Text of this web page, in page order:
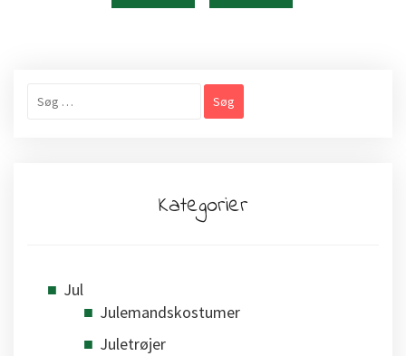
efter:
Kategorier
Jul
Julemandskostumer
Juletrøjer